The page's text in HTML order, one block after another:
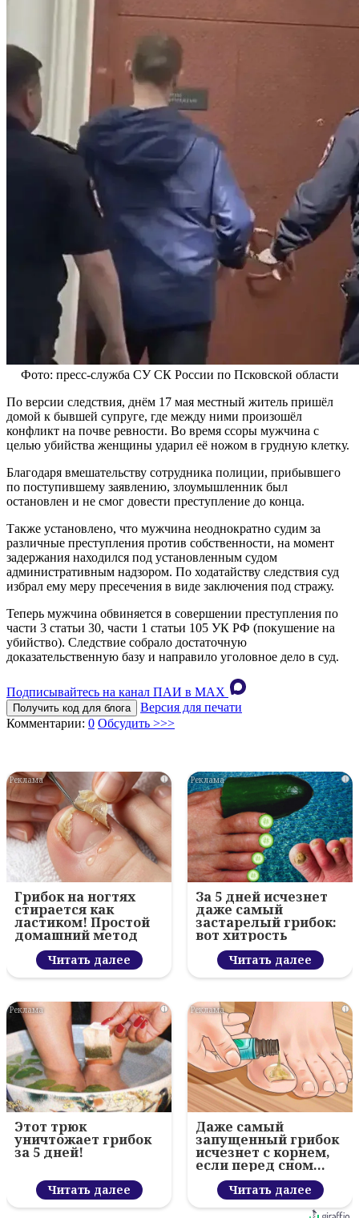
Фото: пресс-служба СУ СК России по Псковской области
По версии следствия, днём 17 мая местный житель пришёл
домой к бывшей супруге, где между ними произошёл
конфликт на почве ревности. Во время ссоры мужчина с
целью убийства женщины ударил её ножом в грудную клетку.
Благодаря вмешательству сотрудника полиции, прибывшего
по поступившему заявлению, злоумышленник был
остановлен и не смог довести преступление до конца.
Также установлено, что мужчина неоднократно судим за
различные преступления против собственности, на момент
задержания находился под установленным судом
административным надзором. По ходатайству следствия суд
избрал ему меру пресечения в виде заключения под стражу.
Теперь мужчина обвиняется в совершении преступления по
части 3 статьи 30, части 1 статьи 105 УК РФ (покушение на
убийство). Следствие собрало достаточную
доказательственную базу и направило уголовное дело в суд.
Подписывайтесь на канал ПАИ в MAХ
Получить код для блога
Версия для печати
Комментарии: 0 Обсудить >>>
i
Грибок на ногтях
стирается как
ластиком! Простой
домашний метод
Читать далее
i
За 5 дней исчезнет
даже самый
застарелый грибок:
вот хитрость
Читать далее
i
Этот трюк
уничтожает грибок
за 5 дней!
Читать далее
i
Даже самый
запущенный грибок
исчезнет с корнем,
если перед сном…
Читать далее